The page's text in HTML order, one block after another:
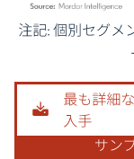
画像 © Mordor